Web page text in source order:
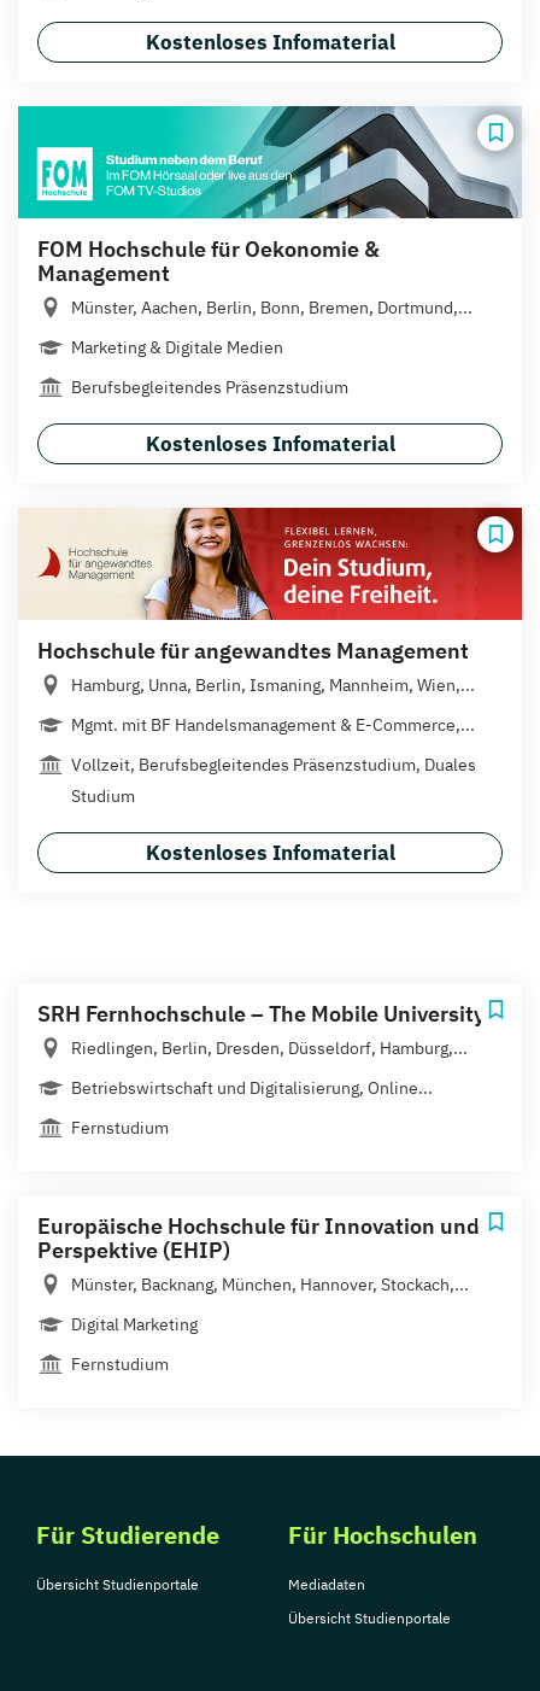
Kostenloses Infomaterial
FOM Hochschule für Oekonomie &
Management
Münster, Aachen, Berlin, Bonn, Bremen, Dortmund,...
Marketing & Digitale Medien
Berufsbegleitendes Präsenzstudium
Kostenloses Infomaterial
Hochschule für angewandtes Management
Hamburg, Unna, Berlin, Ismaning, Mannheim, Wien,...
Mgmt. mit BF Handelsmanagement & E-Commerce,...
Vollzeit, Berufsbegleitendes Präsenzstudium, Duales
Studium
Kostenloses Infomaterial
SRH Fernhochschule – The Mobile University
Riedlingen, Berlin, Dresden, Düsseldorf, Hamburg,...
Betriebswirtschaft und Digitalisierung, Online...
Fernstudium
Europäische Hochschule für Innovation und
Perspektive (EHIP)
Münster, Backnang, München, Hannover, Stockach,...
Digital Marketing
Fernstudium
Für Studierende
Übersicht Studienportale
Für Hochschulen
Mediadaten
Übersicht Studienportale